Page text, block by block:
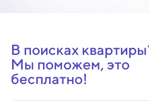
В поисках
Мы поможем, это
бесплатно!